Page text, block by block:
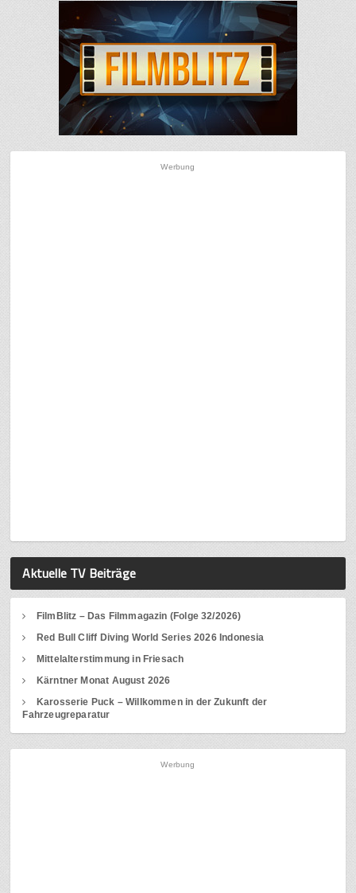
Werbung
Aktuelle TV Beiträge
FilmBlitz – Das Filmmagazin (Folge 32/2026)
Red Bull Cliff Diving World Series 2026 Indonesia
Mittelalterstimmung in Friesach
Kärntner Monat August 2026
Karosserie Puck – Willkommen in der Zukunft der
Fahrzeugreparatur
Werbung